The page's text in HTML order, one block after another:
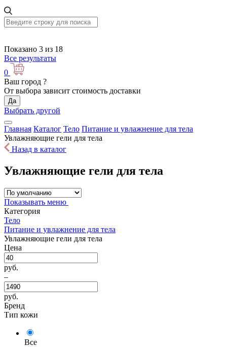
Показано 3 из 18
Все результаты
0
Ваш город ?
От выбора зависит стоимость доставки
Да
Выбрать другой
Главная Каталог Тело Питание и увлажнение для тела
Увлажняющие гели для тела
Назад в каталог
Увлажняющие гели для тела
Показывать меню
Категория
Тело
Питание и увлажнение для тела
Увлажняющие гели для тела
Цена
руб.
–
руб.
Бренд
Тип кожи
Все